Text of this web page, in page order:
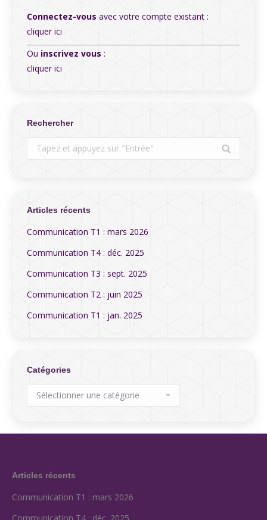
Connectez-vous avec votre compte existant :
cliquer ici
Ou inscrivez vous :
cliquer ici
Rechercher
Search:
Articles récents
Communication T1 : mars 2026
Communication T4 : déc. 2025
Communication T3 : sept. 2025
Communication T2 : juin 2025
Communication T1 : jan. 2025
Catégories
Catégories
Articles récents
Communication T1 : mars 2026
Communication T4 : déc. 2025